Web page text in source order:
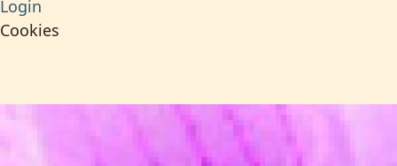
Login
Cookies